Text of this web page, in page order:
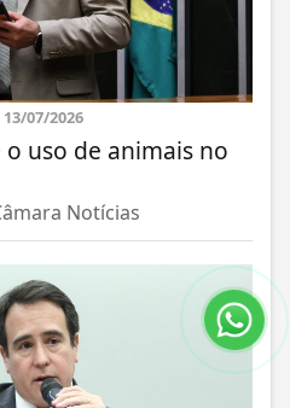
13/07/2026
uso de animais no
Notícias